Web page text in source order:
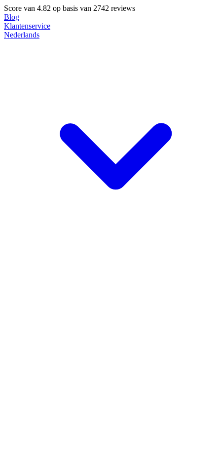
Score van 4.82 op basis van 2742 reviews
Blog
Klantenservice
Nederlands